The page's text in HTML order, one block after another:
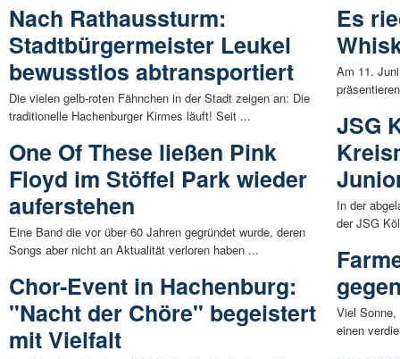
Nach Rathaussturm:
Stadtbürgermeister Leukel
bewusstlos abtransportiert
Die vielen gelb-roten Fähnchen in der Stadt zeigen an: Die
traditionelle Hachenburger Kirmes läuft! Seit ...
One Of These ließen Pink
Floyd im Stöffel Park wieder
auferstehen
Eine Band die vor über 60 Jahren gegründet wurde, deren
Songs aber nicht an Aktualität verloren haben ...
Chor-Event in Hachenburg:
"Nacht der Chöre" begeistert
mit Vielfalt
Es
Am 11.
JSG
In der
der JSG
Viel
einen